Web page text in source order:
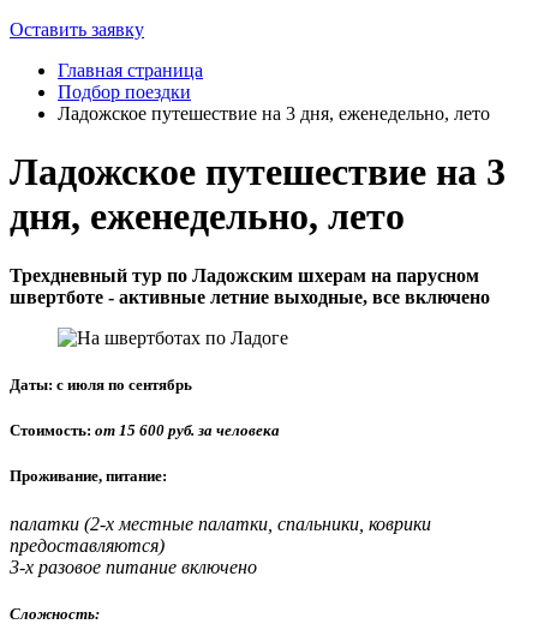
Оставить заявку
Главная страница
Подбор поездки
Ладожское путешествие на 3 дня, еженедельно, лето
Ладожское путешествие на 3
дня, еженедельно, лето
Трехдневный тур по Ладожским шхерам на парусном
швертботе - активные летние выходные, все включено
Даты: с июля по сентябрь
Стоимость: от 15 600 руб. за человека
Проживание, питание:
палатки (2-х местные палатки, спальники, коврики
предоставляются)
3-х разовое питание включено
Сложность: